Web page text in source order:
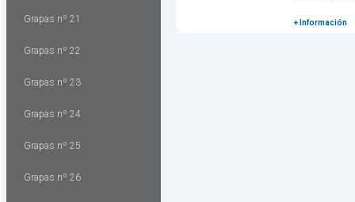
Grapas nº 21
Grapas nº 22
Grapas nº 23
Grapas nº 24
Grapas nº 25
Grapas nº 26
+ Información